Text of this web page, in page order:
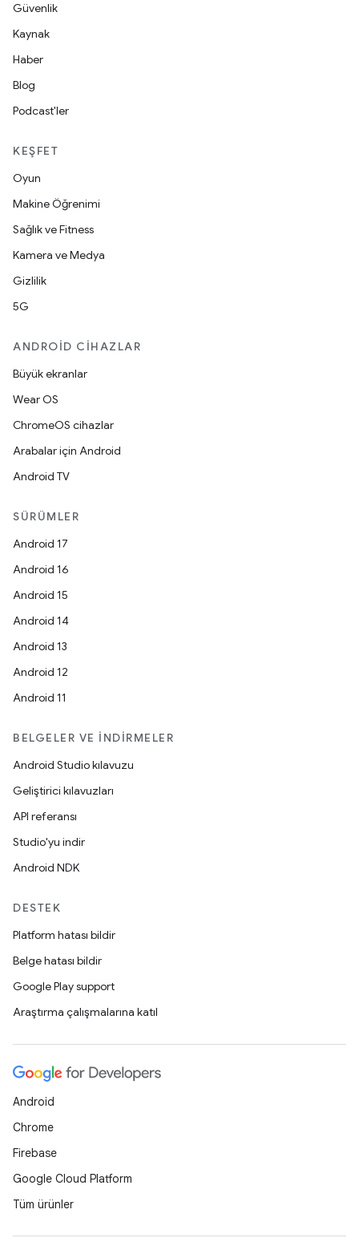
Güvenlik
Kaynak
Haber
Blog
Podcast'ler
KEŞFET
Oyun
Makine Öğrenimi
Sağlık ve Fitness
Kamera ve Medya
Gizlilik
5G
ANDROID CIHAZLAR
Büyük ekranlar
Wear OS
ChromeOS cihazlar
Arabalar için Android
Android TV
SÜRÜMLER
Android 17
Android 16
Android 15
Android 14
Android 13
Android 12
Android 11
BELGELER VE İNDIRMELER
Android Studio kılavuzu
Geliştirici kılavuzları
API referansı
Studio'yu indir
Android NDK
DESTEK
Platform hatası bildir
Belge hatası bildir
Google Play support
Araştırma çalışmalarına katıl
Android
Chrome
Firebase
Google Cloud Platform
Tüm ürünler